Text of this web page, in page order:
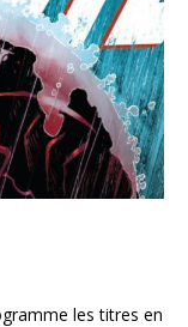
les titres en